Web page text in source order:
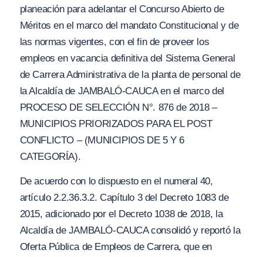
planeación para adelantar el Concurso Abierto de
Méritos en el marco del mandato Constitucional y de
las normas vigentes, con el fin de proveer los
empleos en vacancia definitiva del Sistema General
de Carrera Administrativa de la planta de personal de
la Alcaldía de JAMBALÓ-CAUCA en el marco del
PROCESO DE SELECCIÓN N°. 876 de 2018 –
MUNICIPIOS PRIORIZADOS PARA EL POST
CONFLICTO – (MUNICIPIOS DE 5 Y6
CATEGORÍA).
De acuerdo con lo dispuesto en el numeral 40,
artículo 2.2.36.3.2. Capítulo 3 del Decreto 1083 de
2015, adicionado por el Decreto 1038 de 2018, la
Alcaldía de JAMBALÓ-CAUCA consolidó y reportó la
Oferta Pública de Empleos de Carrera, que en